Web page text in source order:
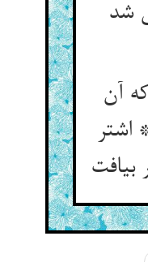
شد
آن
بیافت‏